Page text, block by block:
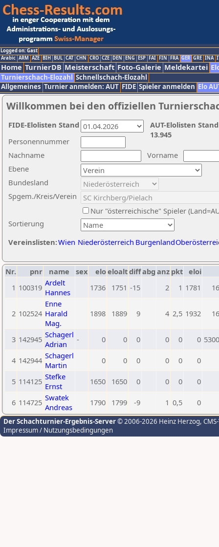
Logged on: Gast
Arabic ARM AZE BIH BUL CAT CHN CRO CZE DEN ENG ESP FAI FIN FRA GER GRE INA
Home TurnierDB Meisterschaft Foto-Galerie Meldekartei
Turnierschach-Elozahl Schnellschach-Elozahl
Allgemeines Turnier anmelden: AUT FIDE Spieler anmelden Elo
Willkommen bei den offiziellen
Nachname
Vorname
Ebene
Sortierung
Personennummer
Bundesland
Spgem./Kreis/Verein
Nur "österreichische" Spieler
Vereinslisten:Wien Niederösterreich Burgenland
AUT-Elolisten
13.945
FIDE-Elolisten Stand
Nr. pnr name sex eloeloaltdiffabg anz pkt eloi
1 100319 Ardelt
Hannes
1736 1751 -15 2 1 1781
2 102524
Enne
Harald
Mag.
1898 1889 9 4 2,5 1932
3 142945 Schagerl
Adrian
- 0 0 0 0 0 0
4 142944 Schagerl
Martin
0 0 0 0 0 0
5 114125 Stefke
Ernst
1650 1650 0 0 0 0
6 114725 Swatek
Andreas
1790 1799 -9 1 0,5 0
Der Schachturnier-Ergebnis-Server© 2006-2026 Heinz Herzog,
Impressum / Nutzungsbedingungen